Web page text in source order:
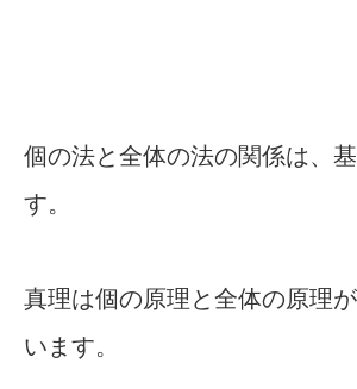
個の法と全体の法の関係は、
す。
真理は個の原理と全体の原理
います。